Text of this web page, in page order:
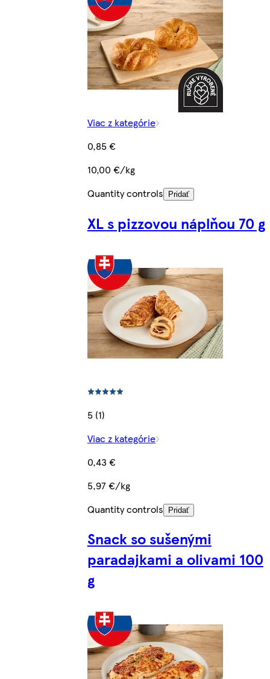
Viac z kategórie
0,85 €
10,00 €/kg
Quantity controls
Pridať
XL s pizzovou náplňou 70 g
5 (1)
Viac z kategórie
0,43 €
5,97 €/kg
Quantity controls
Pridať
Snack so sušenými
paradajkami a olivami 100
g